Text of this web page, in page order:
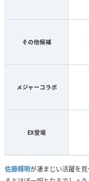
その他候補
メジャーコラボ
EX登場
佐藤輝明が凄まじい活躍を見